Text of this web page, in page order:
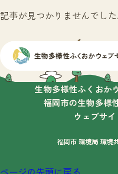
記事が見つかりませんでした
生物多様性ふくおか
福岡市の生物多様
ウェブサイ
福岡市 環境局 環境